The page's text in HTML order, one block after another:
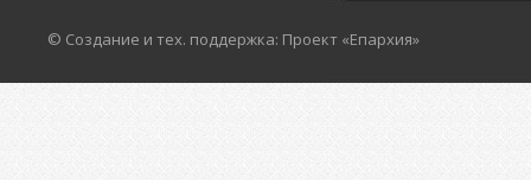
© Создание и тех. поддержка: Проект «Епархия»